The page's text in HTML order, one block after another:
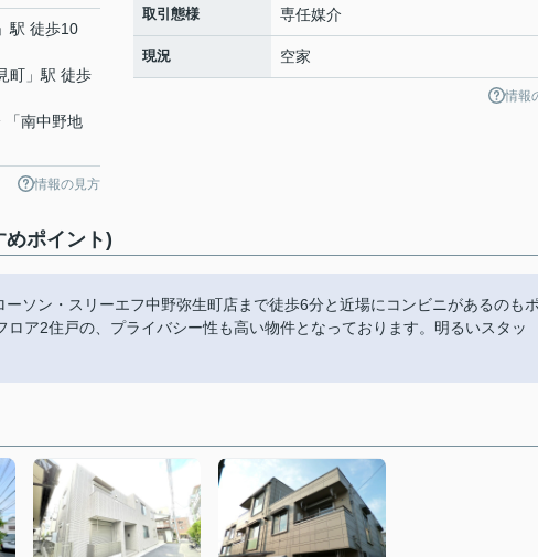
」駅 徒歩10
町 」駅 徒歩
「南中野地
情報の見方
取引態様 専任媒介
現況 空家
情報
めポイント)
ーソン・スリーエフ中野弥生町店まで徒歩6分と近場にコンビニがあるのも
ア2住戸の、プライバシー性も高い物件となっております。明るいスタッ